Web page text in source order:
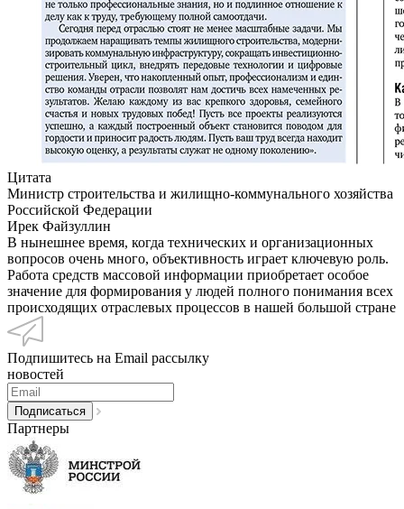
Цитата
Министр строительства и жилищно-коммунального хозяйства
Российской Федерации
Ирек Файзуллин
В нынешнее время, когда технических и организационных
вопросов очень много, объективность играет ключевую роль.
Работа средств массовой информации приобретает особое
значение для формирования у людей полного понимания всех
происходящих отраслевых процессов в нашей большой стране
Подпишитесь на Email рассылку
новостей
Партнеры